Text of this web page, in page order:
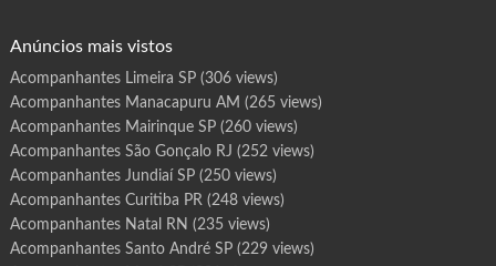
r
m
a
u
a
é
S
P
Anúncios mais vistos
Acompanhantes Limeira SP(306 views)
Acompanhantes Manacapuru AM (265 views)
Acompanhantes Mairinque SP(260 views)
Acompanhantes São Gonçalo RJ (252 views)
Acompanhantes Jundiaí SP(250 views)
Acompanhantes Curitiba PR(248 views)
Acompanhantes Natal RN (235 views)
Acompanhantes Santo André SP(229 views)